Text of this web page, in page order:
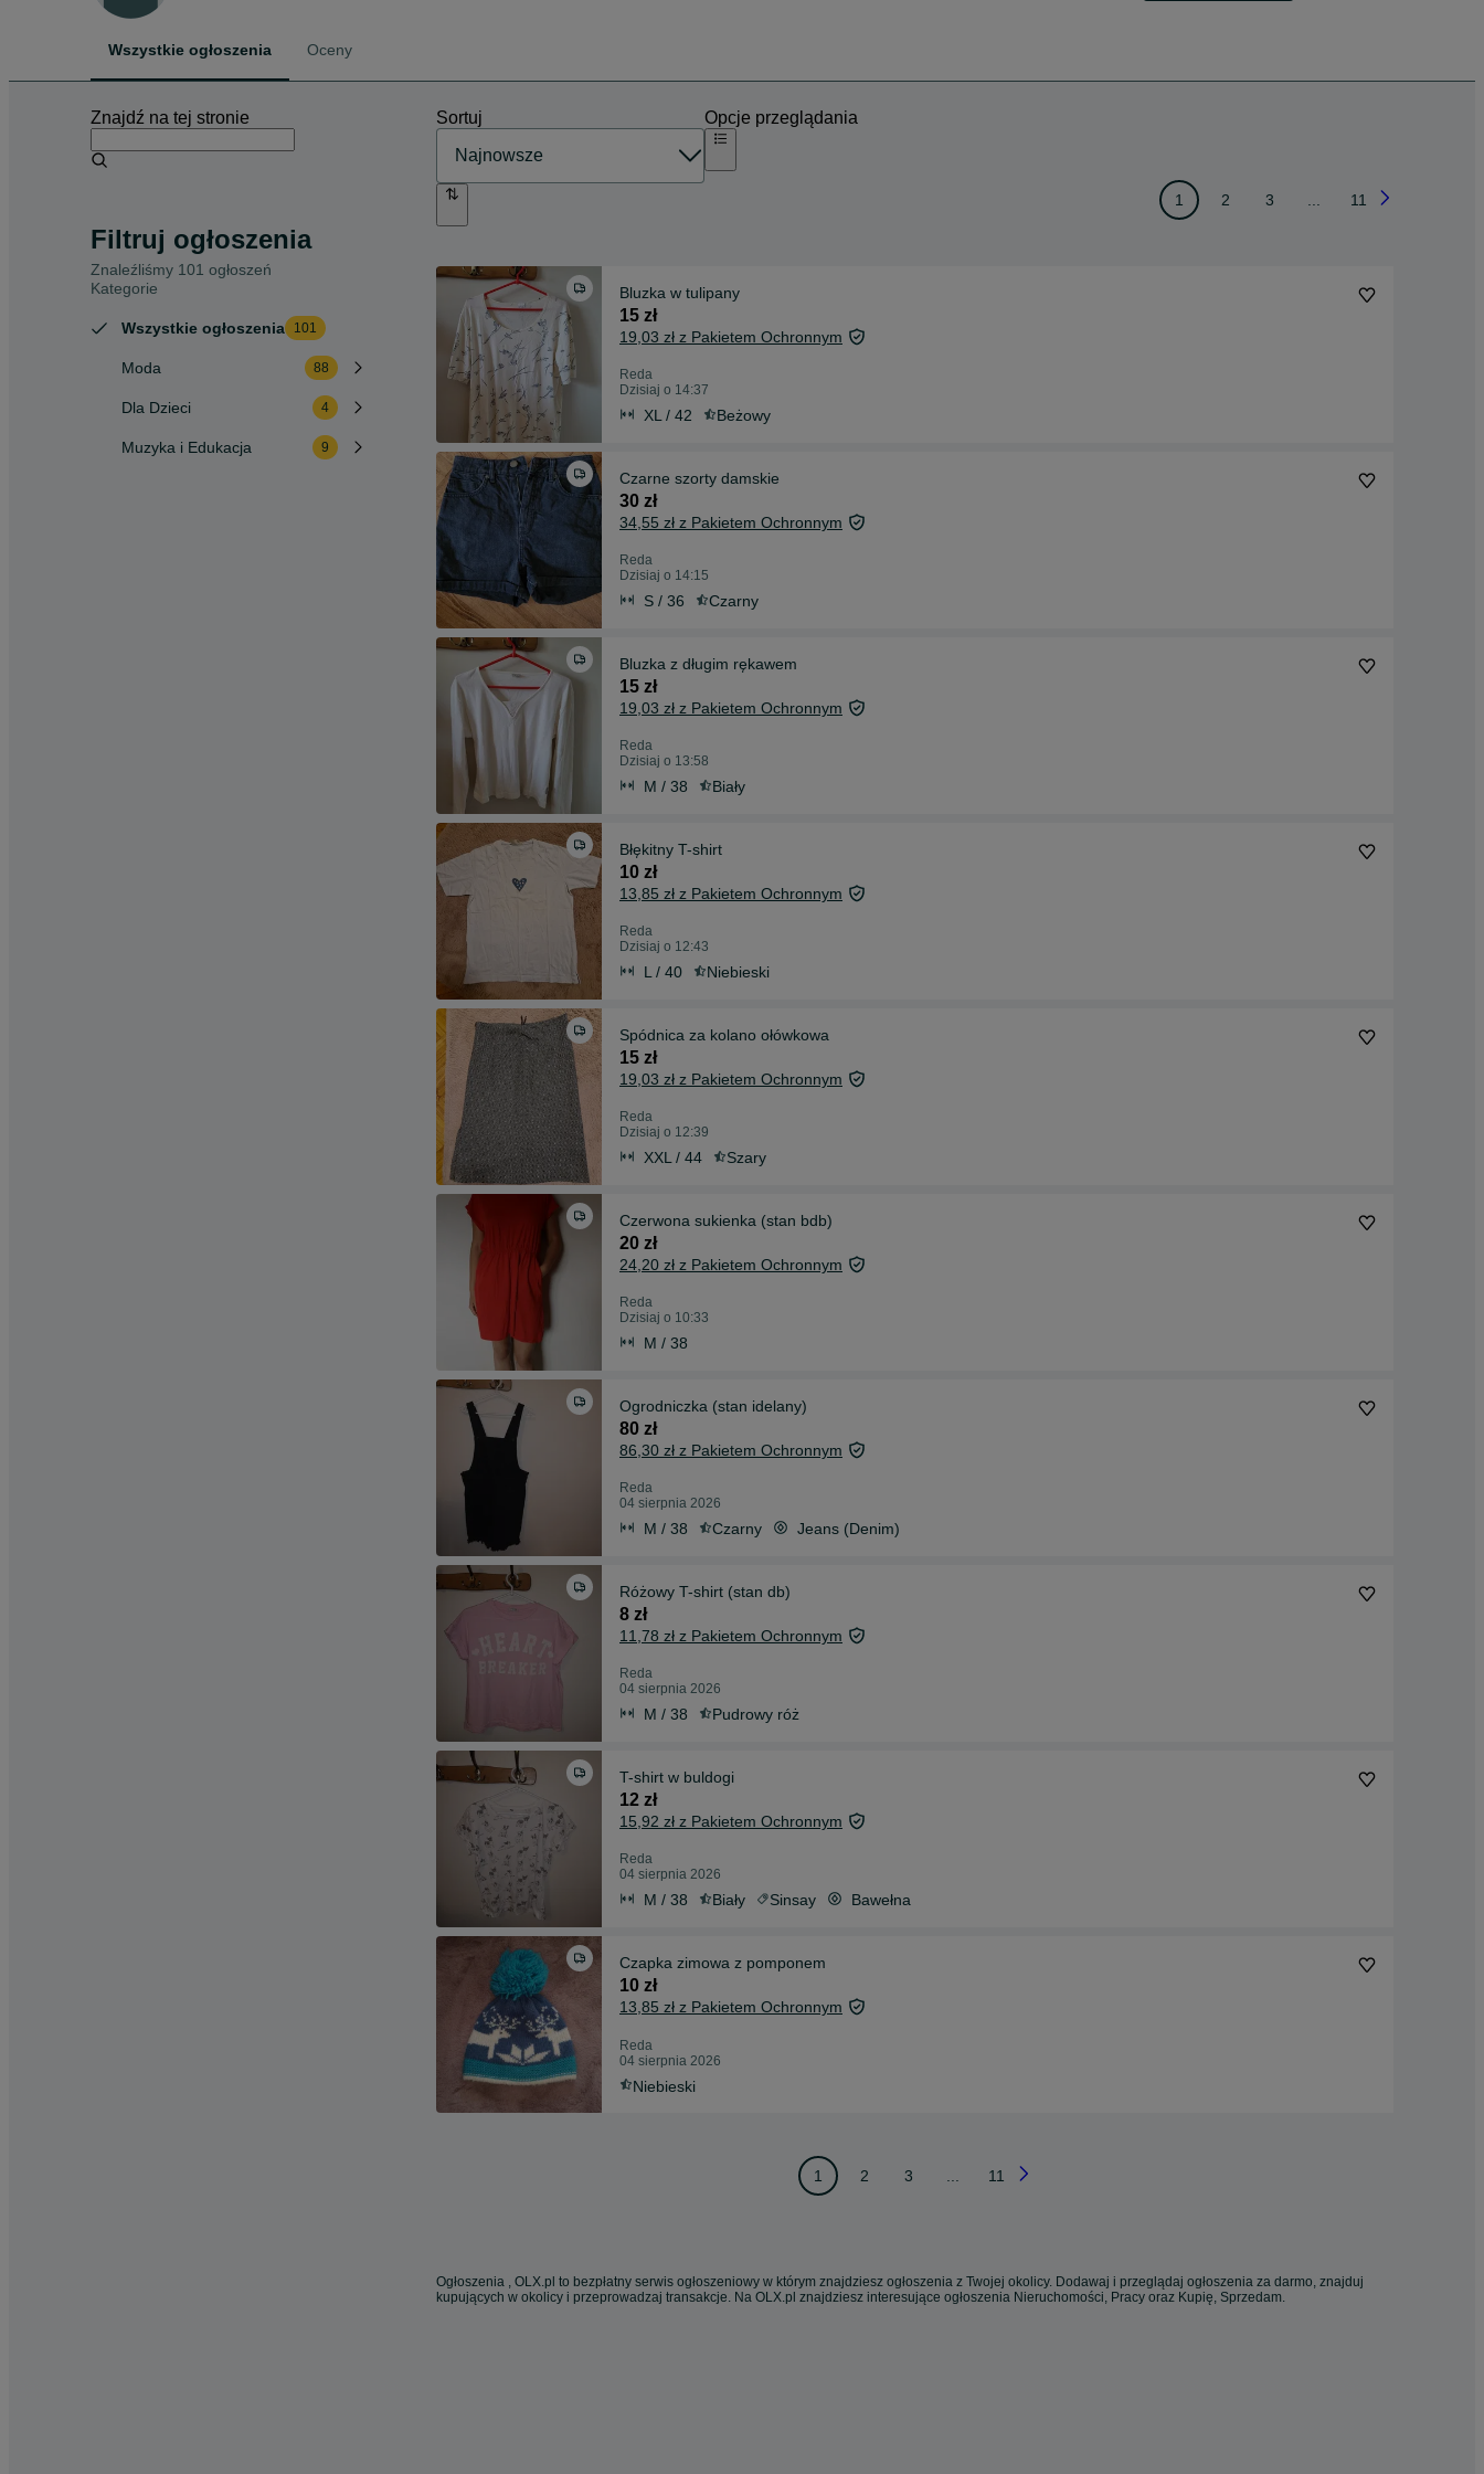
Wszystkie ogłoszenia Oceny
Znajdź na tej stronie
Filtruj ogłoszenia
Znaleźliśmy 101 ogłoszeń
Kategorie
Wszystkie ogłoszenia 101
Moda 88
Dla Dzieci 4
Muzyka i Edukacja 9
Sortuj Opcje przeglądania
1 2 3 11
Bluzka w tulipany
15 zł
19,03 zł z Pakietem Ochronnym
Reda
Dzisiaj o 14:37
XL / 42 Beżowy
Czarne szorty damskie
30 zł
34,55 zł z Pakietem Ochronnym
Reda
Dzisiaj o 14:15
S / 36 Czarny
Bluzka z długim rękawem
15 zł
19,03 zł z Pakietem Ochronnym
Reda
Dzisiaj o 13:58
M / 38 Biały
Błękitny T-shirt
10 zł
13,85 zł z Pakietem Ochronnym
Reda
Dzisiaj o 12:43
L / 40 Niebieski
Spódnica za kolano ołówkowa
15 zł
19,03 zł z Pakietem Ochronnym
Reda
Dzisiaj o 12:39
XXL / 44 Szary
Czerwona sukienka (stan bdb)
20 zł
24,20 zł z Pakietem Ochronnym
Reda
Dzisiaj o 10:33
M / 38
Ogrodniczka (stan idelany)
80 zł
86,30 zł z Pakietem Ochronnym
Reda
04 sierpnia 2026
M / 38 Czarny Jeans (Denim)
Różowy T-shirt (stan db)
8 zł
11,78 zł z Pakietem Ochronnym
Reda
04 sierpnia 2026
M / 38 Pudrowy róż
T-shirt w buldogi
12 zł
15,92 zł z Pakietem Ochronnym
Reda
04 sierpnia 2026
M / 38 Biały Sinsay Bawełna
Czapka zimowa z pomponem
10 zł
13,85 zł z Pakietem Ochronnym
Reda
04 sierpnia 2026
Niebieski
1 2 3 11
Ogłoszenia , OLX.pl to bezpłatny serwis ogłoszeniowy w którym znajdziesz ogłoszenia z Twojej okolicy. Dodawaj i przeglądaj ogłoszenia za darmo, znajduj
kupujących w okolicy i przeprowadzaj transakcje. Na OLX.pl znajdziesz interesujące ogłoszenia Nieruchomości, Pracy oraz Kupię, Sprzedam.